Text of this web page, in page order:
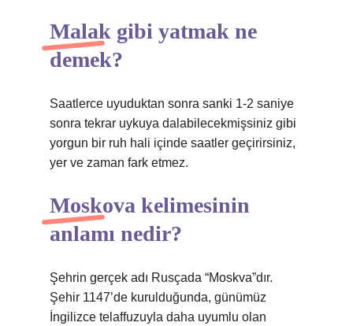
Malak gibi yatmak ne
demek?
Saatlerce uyuduktan sonra sanki 1-2 saniye
sonra tekrar uykuya dalabilecekmişsiniz gibi
yorgun bir ruh hali içinde saatler geçirirsiniz,
yer ve zaman fark etmez.
Moskova kelimesinin
anlamı nedir?
Şehrin gerçek adı Rusçada “Moskva”dır.
Şehir 1147’de kurulduğunda, günümüz
İngilizce telaffuzuyla daha uyumlu olan